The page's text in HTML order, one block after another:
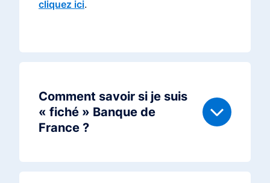
cliquez ici.
Comment savoir si je suis
« fiché » Banque de
France ?